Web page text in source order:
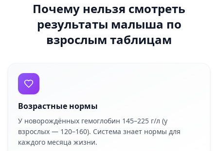
Почему нельзя смотреть
результаты малыша по
взрослым таблицам
Возрастные нормы
У новорождённых гемоглобин 145–225 г/л (у
взрослых — 120–160). Система знает нормы для
каждого месяца жизни.